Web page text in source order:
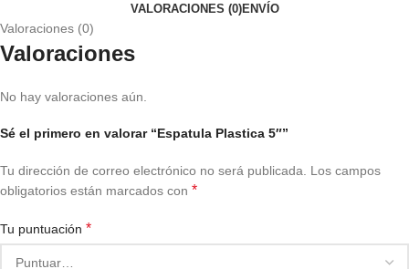
VALORACIONES (0)ENVÍO
Valoraciones (0)
Valoraciones
No hay valoraciones aún.
Sé el primero en valorar “Espatula Plastica 5″”
Tu dirección de correo electrónico no será publicada.
Los campos
obligatorios están marcados con *
Tu puntuación *